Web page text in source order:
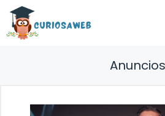
Saltar
contenido
Anuncios